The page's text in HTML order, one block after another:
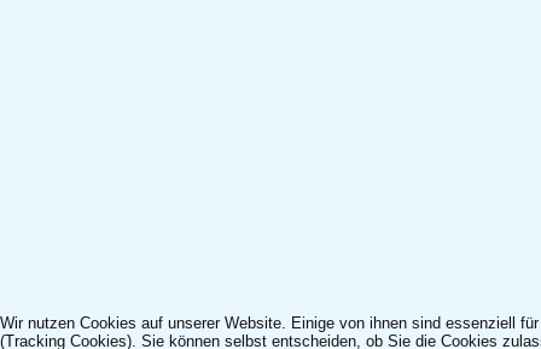
Wir nutzen Cookies auf unserer Website. Einige von ihnen sind essenziell
(Tracking Cookies). Sie können selbst entscheiden, ob Sie die Cookies